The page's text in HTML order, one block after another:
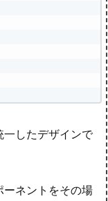
一したデザインで
ネントをその場